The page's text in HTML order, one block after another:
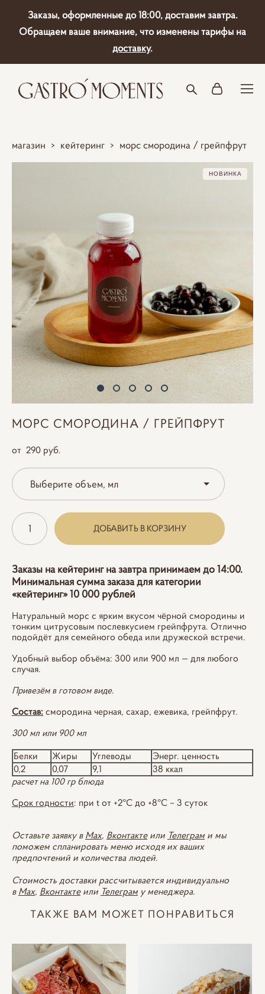
Заказы, оформленные до 18:00, доставим завтра.
Обращаем ваше внимание, что изменены тарифы на
доставку.
магазин > кейтеринг > морс смородина / грейпфрут
НОВИНКА
МОРС СМОРОДИНА / ГРЕЙПФРУТ
от 290 pуб.
Выберите объем, мл
ДОБАВИТЬ В КОРЗИНУ
Заказы на кейтеринг на завтра принимаем до 14:00.
Минимальная сумма заказа для категории
«кейтеринг» 10 000 рублей
Натуральный морс с ярким вкусом чёрной смородины и
тонким цитрусовым послевкусием грейпфрута. Отлично
подойдёт для семейного обеда или дружеской встречи.
Удобный выбор объёма: 300 или 900 мл — для любого
случая.
Привезём в готовом виде.
Состав: смородина черная, сахар, ежевика, грейпфрут.
300 мл или 900 мл
Белки Жиры Углеводы
Энерг. ценность
0,2
0,07 9,1
38 ккал
расчет на 100 гр блюда
Срок годности: при t от +2°С до +8°С – 3 суток
Оставьте заявку в Max, Вконтактеили Телеграм и мы
поможем спланировать меню исходя их ваших
предпочтений и количества людей.
Стоимость доставки рассчитывается индивидуально
в Max, Вконтактеили Телеграм у менеджера.
ТАКЖЕ ВАМ МОЖЕТ ПОНРАВИТЬСЯ